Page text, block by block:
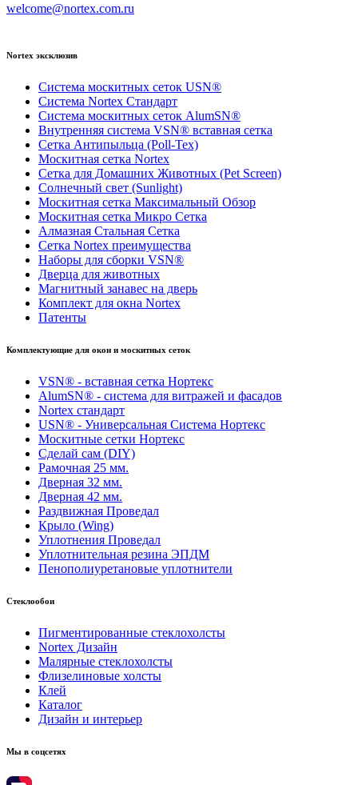
welcome@nortex.com.ru
Nortex эксклюзив
Система москитных сеток USN®
Система Nortex Стандарт
Система москитных сеток AlumSN®
Внутренняя система VSN® вставная сетка
Сетка Антипыльца (Poll-Tex)
Москитная сетка Nortex
Сетка для Домашних Животных (Pet Screen)
Солнечный свет (Sunlight)
Москитная сетка Максимальный Обзор
Москитная сетка Микро Сетка
Алмазная Стальная Сетка
Сетка Nortex преимущества
Наборы для сборки VSN®
Дверца для животных
Магнитный занавес на дверь
Комплект для окна Nortex
Патенты
Комплектующие для окон и москитных сеток
VSN® - вставная сетка Нортекс
AlumSN® - система для витражей и фасадов
Nortex стандарт
USN® - Универсальная Система Нортекс
Москитные сетки Нортекс
Сделай сам (DIY)
Рамочная 25 мм.
Дверная 32 мм.
Дверная 42 мм.
Раздвижная Проведал
Крыло (Wing)
Уплотнения Проведал
Уплотнительная резина ЭПДМ
Пенополиуретановые уплотнители
Стеклообои
Пигментированные стеклохолсты
Nortex Дизайн
Малярные стеклохолсты
Флизелиновые холсты
Клей
Каталог
Дизайн и интерьер
Мы в соцсетях